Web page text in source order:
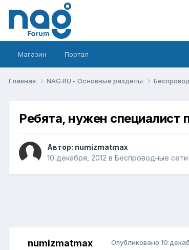
Магазин Портал
Главная NAG.RU - Основные разделы
Ребята, нужен специалист
Автор: numizmatmax
10 декабря, 2012 в Беспроводные сети
numizmatmax Опубликовано 10